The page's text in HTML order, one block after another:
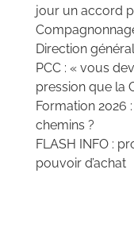
jour un accord
Direction
PCC : « vous
pression que la
Formation 2026
chemins ?
FLASH INFO :
pouvoir d’achat